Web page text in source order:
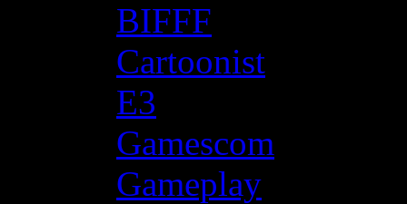
BIFFF
Cartoonist
E3
Gamescom
Gameplay